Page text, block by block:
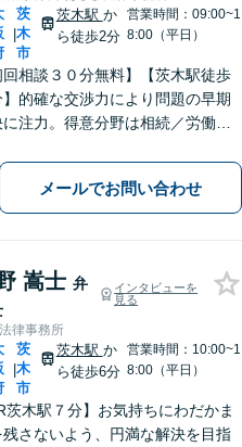
|
茨
木
市
茨木駅 か
ら徒歩2分
営業時間：09:00~1
8:00（平日）
回相談３０分無料】【茨木駅徒歩
】的確な交渉力により問題の早期
注力。得意分野は相続／労働／
もこだわり、ご意向を汲んだ満足
高い解決を目指します。まずはお
にお電話下さい。
メールでお問い合わせ
嵩士 弁
インタビューを
見る
律事務所
|
茨
木
市
茨木駅 か
ら徒歩6分
営業時間：10:00~1
8:00（平日）
茨木駅７分】お気持ちにわだかま
残さないよう、円満な解決を目指